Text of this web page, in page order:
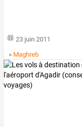
23 juin 2011
» Maghreb